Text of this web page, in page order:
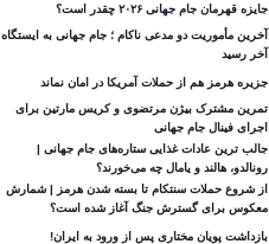
جایزه قهرمان جام جهانی ۲۰۲۶ چقدر است؟
آخرین مأموریت دو مدعی ناکام ؛ جام جهانی به ایستگاه
آخر رسید
جزیره هرمز هم از حملات آمریکا در امان نماند
تمرین مشترک بیژن مرتضوی و کریس مارتین برای
اجرای فینال جام جهانی
جالب ترین عادات غذایی ستاره‌های جام جهانی |
رونالدو، هالند و یامال چه می‌خورند؟
از شروع حملات سنتکام تا بسته شدن هرمز | شمارش
معکوس برای گسترش جنگ آغاز شده است؟
بازداشت پویان مختاری پس از ورود به ایران!